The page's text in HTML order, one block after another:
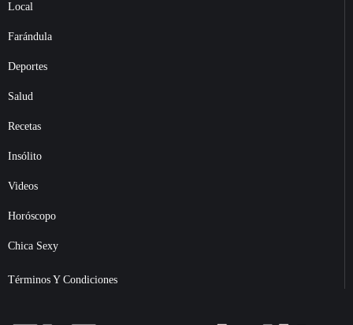
Local
Farándula
Deportes
Salud
Recetas
Insólito
Videos
Horóscopo
Chica Sexy
Términos Y Condiciones